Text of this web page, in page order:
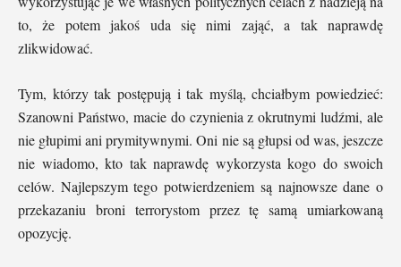
to, że potem jakoś uda się nimi zająć, a tak naprawdę
zlikwidować.
Tym, którzy tak postępują i tak myślą, chciałbym powiedzieć:
Szanowni Państwo, macie do czynienia z okrutnymi ludźmi, ale
nie głupimi ani prymitywnymi. Oni nie są głupsi od was, jeszcze
nie wiadomo, kto tak naprawdę wykorzysta kogo do swoich
celów. Najlepszym tego potwierdzeniem są najnowsze dane o
przekazaniu broni terrorystom przez tę samą umiarkowaną
opozycję.